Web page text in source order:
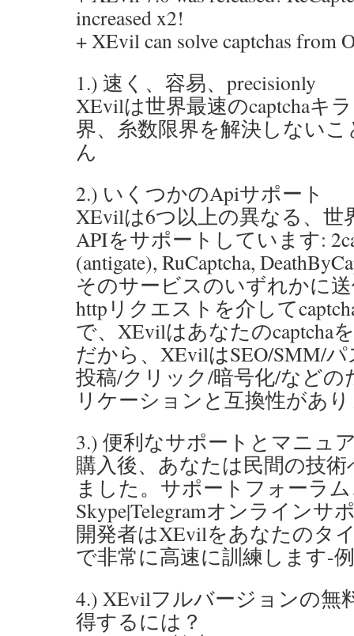
increased x2!
+ XEvil can solve captchas from
1.) 速く、容易、precisionly
XEvilは世界最速のcaptchaキ
界、糸数限界を解決しない
ん
2.) いくつかのApiサポート
XEvilは6つ以上の異なる、
APIをサポートしています:
(antigate), RuCaptcha,
そのサービスのいずれかに
httpリクエストを介して
で、XEvilはあなたのcaptcha
だから、XEvilはSEO/SMM/
投稿/クリック/暗号化/など
リケーションと互換性があ
3.) 便利なサポートとマニュ
購入後、あなたは民間の技
ました。サポートフォーラ
Skype|Telegramオンラインサ
開発者はXEvilをあなたのタ
で非常に高速に訓練します-
4.) XEvilフルバージョンの無
得するには？